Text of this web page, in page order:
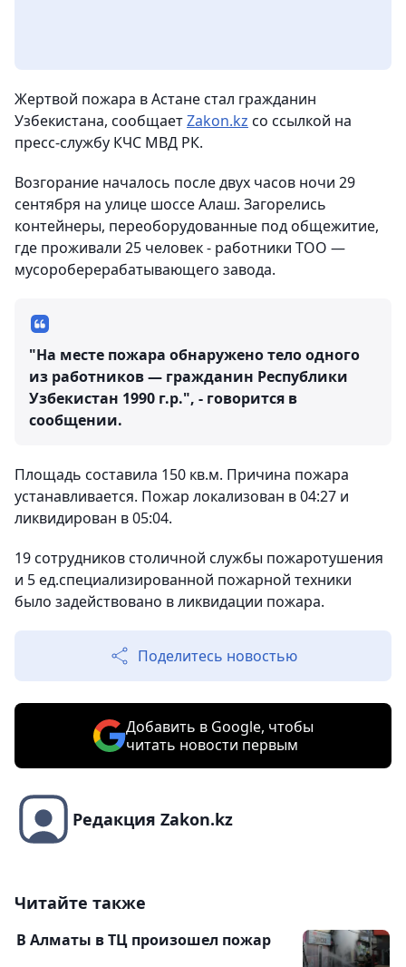
Жертвой пожара в Астане стал гражданин
Узбекистана, сообщаетZakon.kz со ссылкой на
пресс-службу КЧС МВД РК.
Возгорание началось после двух часов ночи 29
сентября на улице шоссе Алаш. Загорелись
контейнеры, переоборудованные под общежитие,
где проживали 25 человек - работники ТОО —
мусороберерабатывающего завода.
"На месте пожара обнаружено тело одного
из работников — гражданин Республики
Узбекистан 1990 г.р.", - говорится в
сообщении.
Площадь составила 150 кв.м. Причина пожара
устанавливается. Пожар локализован в 04:27 и
ликвидирован в 05:04.
19 сотрудников столичной службы пожаротушения
и 5 ед.специализированной пожарной техники
было задействовано в ликвидации пожара.
Поделитесь новостью
Добавить в Google, чтобы
читать новости первым
Редакция Zakon.kz
Читайте также
В Алматы в ТЦ произошел пожар